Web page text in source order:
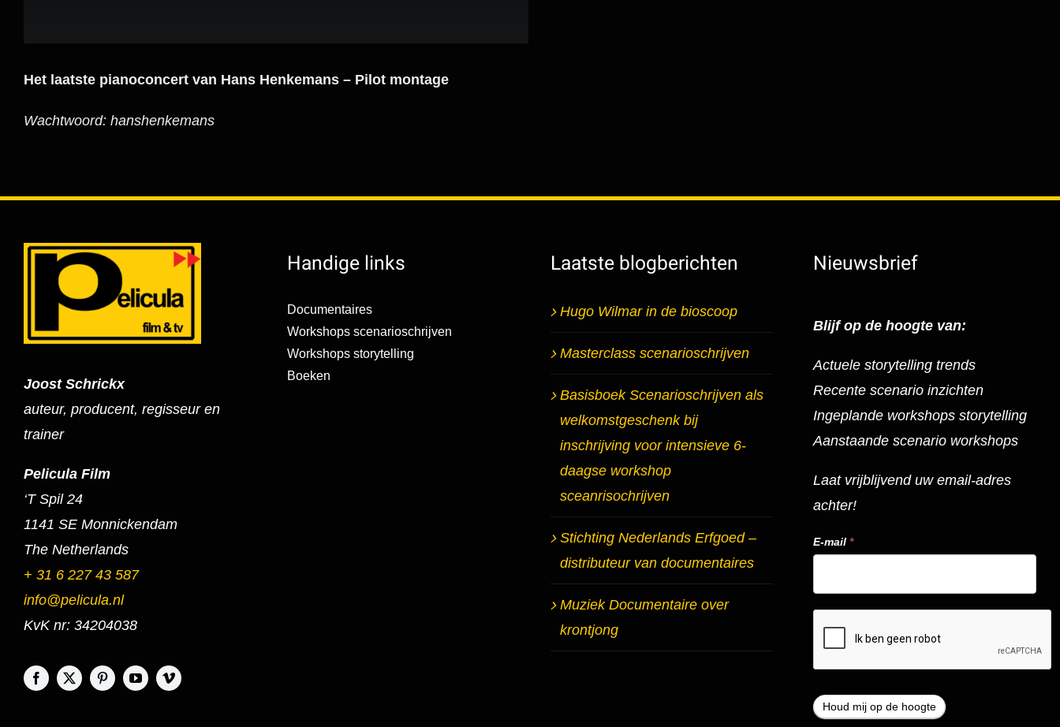
Het laatste pianoconcert van Hans Henkemans – Pilot montage
Wachtwoord: hanshenkemans
Joost Schrickx
auteur, producent, regisseur en
trainer
Pelicula Film
‘T Spil 24
1141 SE Monnickendam
The Netherlands
+ 31 6 227 43 587
info@pelicula.nl
KvK nr: 34204038
Handige links
Documentaires
Workshops scenarioschrijven
Workshops storytelling
Boeken
Laatste blogberichten
Hugo Wilmar in de bioscoop
Masterclass scenarioschrijven
Basisboek Scenarioschrijven als
welkomstgeschenk bij
inschrijving voor intensieve 6-
daagse workshop
sceanrisochrijven
Stichting Nederlands Erfgoed –
distributeur van documentaires
Muziek Documentaire over
krontjong
Nieuwsbrief
Blijf op de hoogte van:
Actuele storytelling trends
Recente scenario inzichten
Ingeplande workshops storytelling
Aanstaande scenario workshops
Laat vrijblijvend uw email-adres
achter!
E-mail*